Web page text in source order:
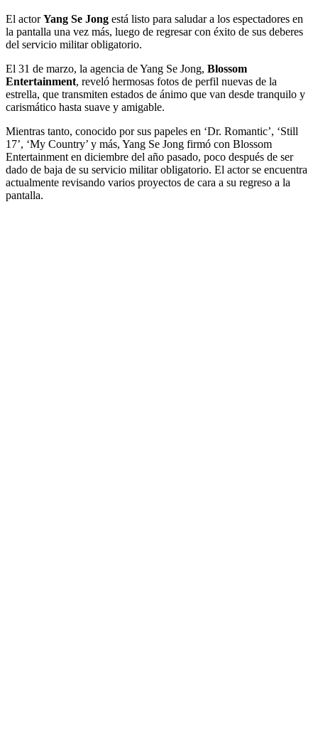
El actorYang Se Jong está listo para saludar a los espectadores en
la pantalla una vez más, luego de regresar con éxito de sus deberes
del servicio militar obligatorio.
El 31 de marzo, la agencia de Yang Se Jong, Blossom
Entertainment, reveló hermosas fotos de perfil nuevas de la
estrella, que transmiten estados de ánimo que van desde tranquilo y
carismático hasta suave y amigable.
Mientras tanto, conocido por sus papeles en ‘Dr. Romantic’, ‘Still
17’, ‘My Country’ y más, Yang Se Jong firmó con Blossom
Entertainment en diciembre del año pasado, poco después de ser
dado de baja de su servicio militar obligatorio. El actor se encuentra
actualmente revisando varios proyectos de cara a su regreso a la
pantalla.